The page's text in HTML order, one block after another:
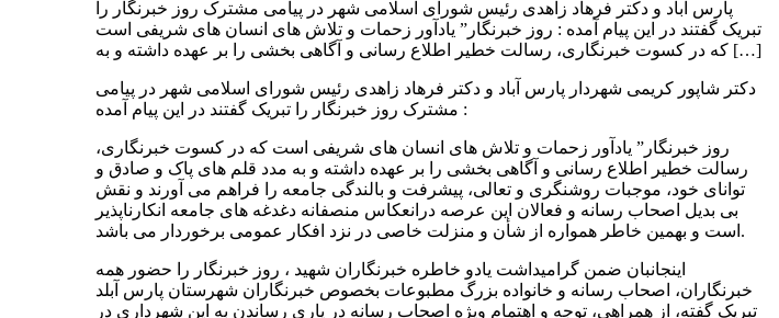
پارس آباد و دکتر فرهاد زاهدی رئیس شورای اسلامی شهر در پیامی مشترک روز خبرنگار را
تبریک گفتند در این پیام آمده : روز خبرنگار” یادآور زحمات و تلاش های انسان های شریفی است
که در کسوت خبرنگاری، رسالت خطیر اطلاع رسانی و آگاهی بخشی را بر عهده داشته و به […]
دکتر شاپور کریمی شهردار پارس آباد و دکتر فرهاد زاهدی رئیس شورای اسلامی شهر در پیامی
مشترک روز خبرنگار را تبریک گفتند در این پیام آمده :
روز خبرنگار” یادآور زحمات و تلاش های انسان های شریفی است که در کسوت خبرنگاری،
رسالت خطیر اطلاع رسانی و آگاهی بخشی را بر عهده داشته و به مدد قلم های پاک و صادق و
توانای خود، موجبات روشنگری و تعالی، پیشرفت و بالندگی جامعه را فراهم می آورند و نقش
بی بدیل اصحاب رسانه و فعالان این عرصه درانعکاس منصفانه دغدغه های جامعه انکارناپذیر
است و بهمین خاطر همواره از شأن و منزلت خاصی در نزد افکار عمومی برخوردار می باشد.
اینجانبان ضمن گرامیداشت یادو خاطره خبرنگاران شهید ، روز خبرنگار را حضور همه
خبرنگاران، اصحاب رسانه و خانواده بزرگ مطبوعات بخصوص خبرنگاران شهرستان پارس آبلد
تبریک گفته، از همراهی، توجه و اهتمام ویژه اصحاب رسانه در یاری رساندن به این شهرداری در